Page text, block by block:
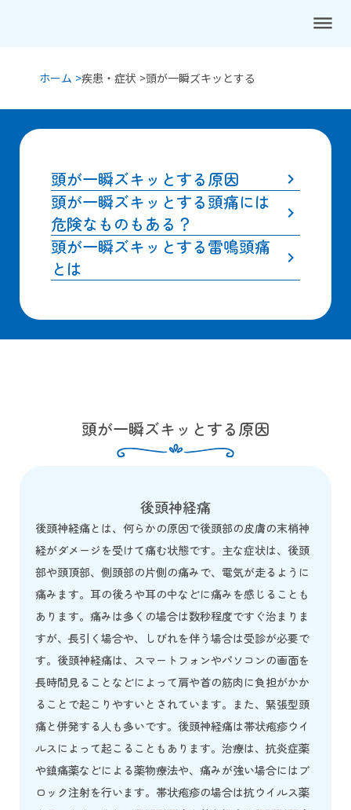
dehaze
ホーム >疾患・症状 >頭が一瞬ズキッとする
頭が一瞬ズキッとする原因 keyboard_arrow_right
頭が一瞬ズキッとする頭痛には
危険なものもある？
keyboard_arrow_right
頭が一瞬ズキッとする雷鳴頭痛
とは
keyboard_arrow_right
頭が一瞬ズキッとする原因
後頭神経痛
後頭神経痛とは、何らかの原因で後頭部の皮膚の末梢神
経がダメージを受けて痛む状態です。主な症状は、後頭
部や頭頂部、側頭部の片側の痛みで、電気が走るように
痛みます。耳の後ろや耳の中などに痛みを感じることも
あります。痛みは多くの場合は数秒程度ですぐ治まりま
すが、長引く場合や、しびれを伴う場合は受診が必要で
す。後頭神経痛は、スマートフォンやパソコンの画面を
長時間見ることなどによって肩や首の筋肉に負担がかか
ることで起こりやすいとされています。また、緊張型頭
痛と併発する人も多いです。後頭神経痛は帯状疱疹ウイ
ルスによって起こることもあります。治療は、抗炎症薬
や鎮痛薬などによる薬物療法や、痛みが強い場合にはブ
ロック注射を行います。帯状疱疹の場合は抗ウイルス薬